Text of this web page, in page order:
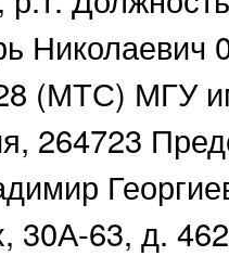
(МТС) МГУ
264723
30А-63, д.